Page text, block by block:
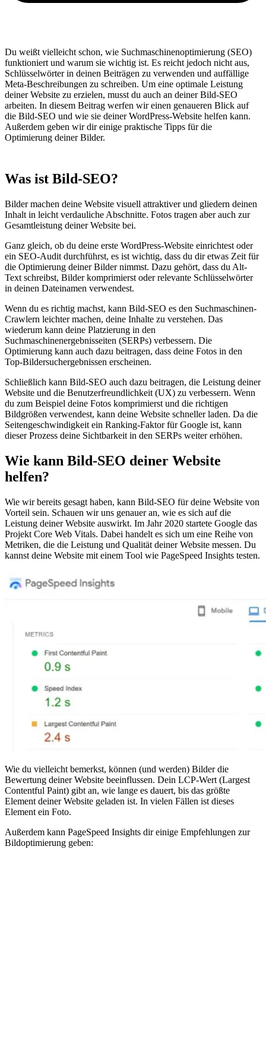
Du weißt vielleicht schon, wie Suchmaschinenoptimierung (SEO)
funktioniert und warum sie wichtig ist. Es reicht jedoch nicht aus,
Schlüsselwörter in deinen Beiträgen zu verwenden und auffällige
Meta-Beschreibungen zu schreiben. Um eine optimale Leistung
deiner Website zu erzielen, musst du auch an deiner Bild-SEO
arbeiten. In diesem Beitrag werfen wir einen genaueren Blick auf
die Bild-SEO und wie sie deiner WordPress-Website helfen kann.
Außerdem geben wir dir einige praktische Tipps für die
Optimierung deiner Bilder.
Was ist Bild-SEO?
Bilder machen deine Website visuell attraktiver und gliedern deinen
Inhalt in leicht verdauliche Abschnitte. Fotos tragen aber auch zur
Gesamtleistung deiner Website bei.
Ganz gleich, ob du deine erste WordPress-Website einrichtest oder
ein SEO-Audit durchführst, es ist wichtig, dass du dir etwas Zeit für
die Optimierung deiner Bilder nimmst. Dazu gehört, dass du Alt-
Text schreibst, Bilder komprimierst oder relevante Schlüsselwörter
in deinen Dateinamen verwendest.
Wenn du es richtig machst, kann Bild-SEO es den Suchmaschinen-
Crawlern leichter machen, deine Inhalte zu verstehen. Das
wiederum kann deine Platzierung in den
Suchmaschinenergebnisseiten (SERPs) verbessern. Die
Optimierung kann auch dazu beitragen, dass deine Fotos in den
Top-Bildersuchergebnissen erscheinen.
Schließlich kann Bild-SEO auch dazu beitragen, die Leistung deiner
Website und die Benutzerfreundlichkeit (UX) zu verbessern. Wenn
du zum Beispiel deine Fotos komprimierst und die richtigen
Bildgrößen verwendest, kann deine Website schneller laden. Da die
Seitengeschwindigkeit ein Ranking-Faktor für Google ist, kann
dieser Prozess deine Sichtbarkeit in den SERPs weiter erhöhen.
Wie kann Bild-SEO deiner Website
helfen?
Wie wir bereits gesagt haben, kann Bild-SEO für deine Website von
Vorteil sein. Schauen wir uns genauer an, wie es sich auf die
Leistung deiner Website auswirkt. Im Jahr 2020 startete Google das
Projekt Core Web Vitals. Dabei handelt es sich um eine Reihe von
Metriken, die die Leistung und Qualität deiner Website messen. Du
kannst deine Website mit einem Tool wie PageSpeed Insights testen.
Wie du vielleicht bemerkst, können (und werden) Bilder die
Bewertung deiner Website beeinflussen. Dein LCP-Wert (Largest
Contentful Paint) gibt an, wie lange es dauert, bis das größte
Element deiner Website geladen ist. In vielen Fällen ist dieses
Element ein Foto.
Außerdem kann PageSpeed Insights dir einige Empfehlungen zur
Bildoptimierung geben: